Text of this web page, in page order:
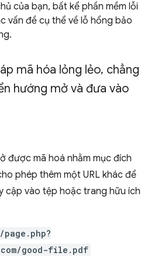
của bạn, bất kể phần mềm lỗi
vấn đề cụ thể về lỗ hổng bảo
mã hóa lỏng lẻo, chẳng
hướng mở và đưa vào
được mã hoá nhằm mục đích
phép thêm một URL khác để
cập vào tệp hoặc trang hữu ích
good-file.pdf